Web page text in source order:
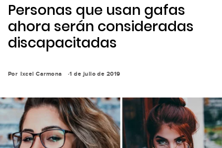
a
la
navegación
principal
Personas que usan gafas
ahora serán consideradas
discapacitadas
Por Ixcel Carmona 1 de julio de 2019